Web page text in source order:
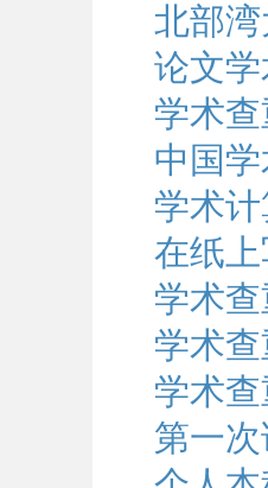
北部
论文
学术
中国
学术
在纸
学术
学术
学术
第一